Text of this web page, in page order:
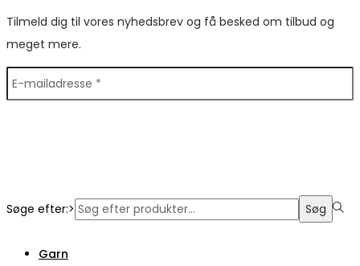
Tilmeld dig til vores nyhedsbrev og få besked om tilbud og
meget mere.
Søge efter:> Søg
Garn